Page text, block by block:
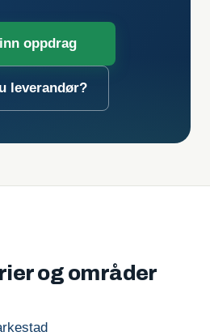
oppdrag
leverandør?
og områder